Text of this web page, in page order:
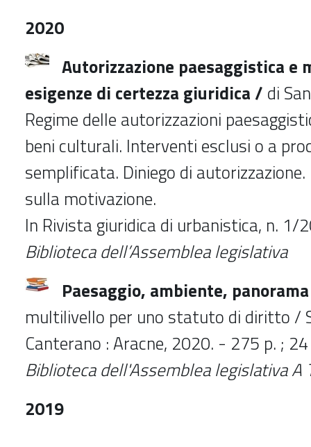
2020
Autorizzazione paesaggistica e
esigenze di certezza giuridica / di
Regime delle autorizzazioni
beni culturali. Interventi esclusi o a
semplificata. Diniego di
sulla motivazione.
In Rivista giuridica di urbanistica, n.
Biblioteca dell’Assemblea legislativa
Paesaggio, ambiente, panorama
multilivello per uno statuto di diritto /
Canterano : Aracne, 2020. - 275 p. ;
Biblioteca dell'Assemblea legislativa A
2019